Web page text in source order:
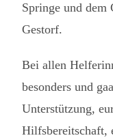
Springe und dem
Gestorf.
Bei allen
besonders und
Unterstützung,
Hilfsbereitschaft,